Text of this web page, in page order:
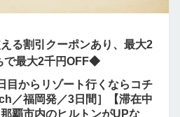
る割引クーポンあり、最大2
で最大2千円OFF◆
からリゾート行くならコチ
／福岡発／3日間］【滞在中
覇市内のヒルトンがUPな